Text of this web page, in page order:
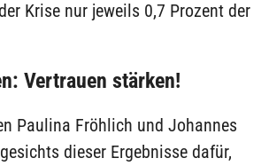
Krise nur jeweils 0,7 Prozent der
Vertrauen stärken!
Paulina Fröhlich und Johannes
dieser Ergebnisse dafür,